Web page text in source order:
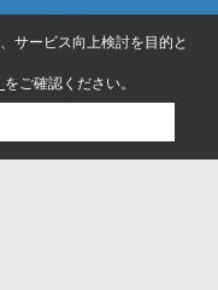
サービス向上検討を目的と
をご確認ください。